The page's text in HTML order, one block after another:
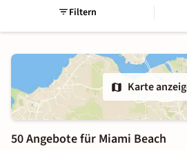
Filtern
Karte
50 Angebote für Miami Beach